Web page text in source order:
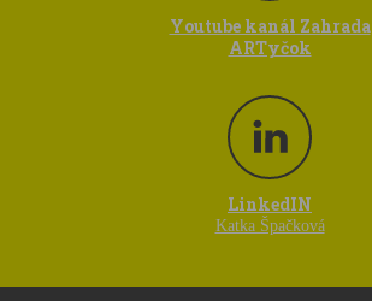
Youtube kanál Zahrada
ARTyčok
LinkedIN
Katka Špačková